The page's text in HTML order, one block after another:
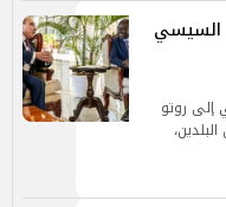
السيسي
روتو